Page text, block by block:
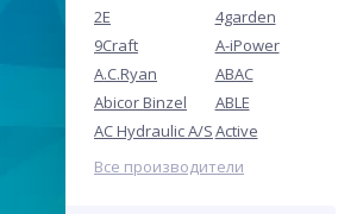
2E
4garden
9Craft
A-iPower
A.C.Ryan
ABAC
Abicor Binzel
ABLE
AC Hydraulic A/SActive
Все производители